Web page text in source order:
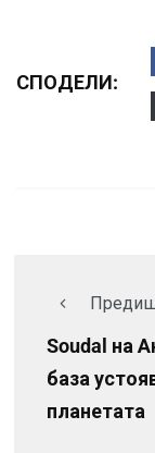
СПОДЕЛИ:
Soudal на
база
планетата